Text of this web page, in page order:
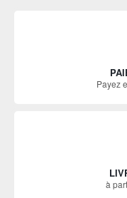
Payez
à